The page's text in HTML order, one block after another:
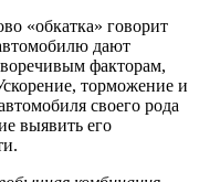
«обкатка» говорит
дают
факторам,
торможение и
своего рода
выявить его